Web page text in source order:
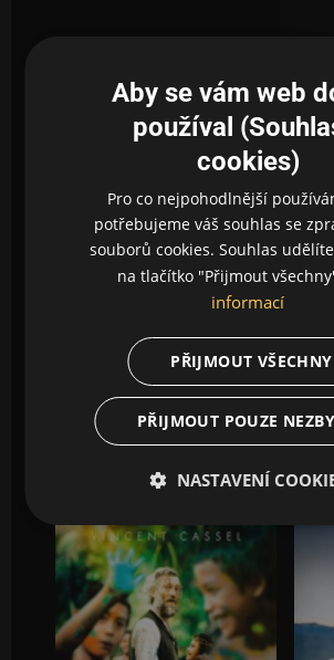
-40%získáte celkem 2
Edisonline na 1
Navíc získáte i567
od Edison
Aby se vám web
používal
cookies)
Pro co nejpohodlnější
potřebujeme váš souhlas se
souborů cookies. Souhlas
na tlačítko "Přijmout
informací
PŘIJMOUT VŠECHNY
PŘIJMOUT POUZE
NASTAVENÍ